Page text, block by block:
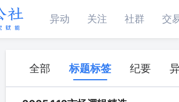
异动 关注 社群 交
全部 标题标签 纪要